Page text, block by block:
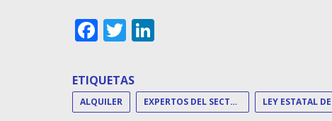
Facebook
Twitter
ETIQUETAS
ALQUILER EXPERTOS DEL SECTOR